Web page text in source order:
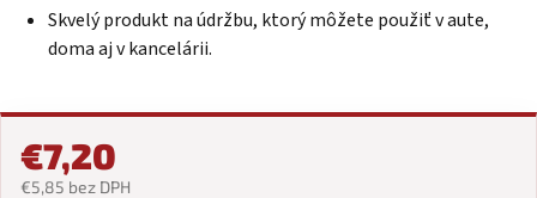
hviezdičiek.
Skvelý produkt na údržbu, ktorý môžete použiť v aute,
doma aj v kancelárii.
€7,20
€5,85 bez DPH